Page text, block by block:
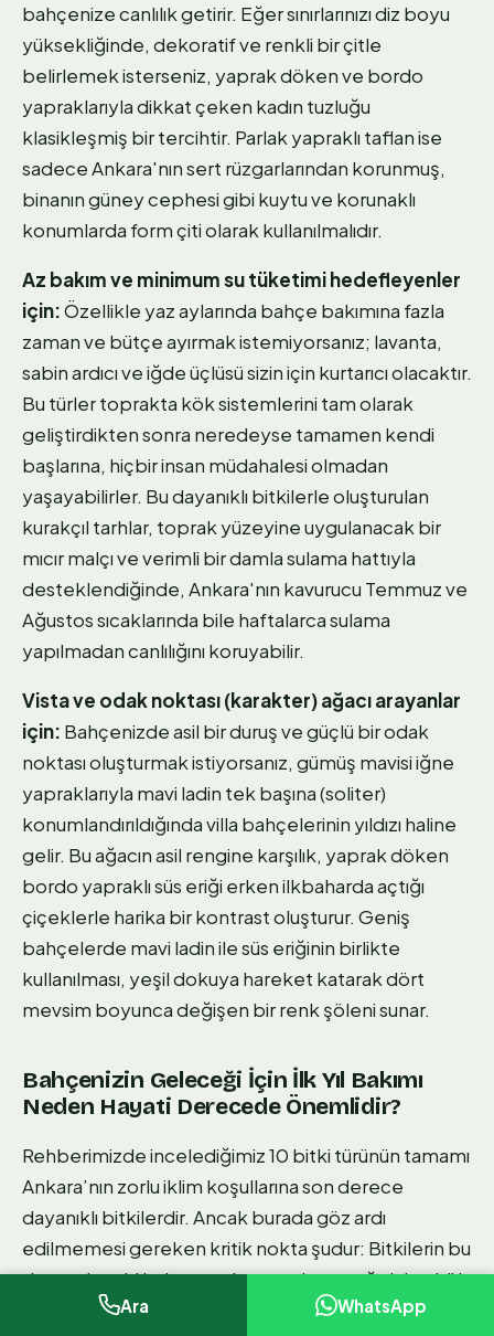
bahçenize canlılık getirir. Eğer sınırlarınızı diz boyu
yüksekliğinde, dekoratif ve renkli bir çitle
belirlemek isterseniz, yaprak döken ve bordo
yapraklarıyla dikkat çeken kadın tuzluğu
klasikleşmiş bir tercihtir. Parlak yapraklı taflan ise
sadece Ankara'nın sert rüzgarlarından korunmuş,
binanın güney cephesi gibi kuytu ve korunaklı
konumlarda form çiti olarak kullanılmalıdır.
Az bakım ve minimum su tüketimi hedefleyenler
için:Özellikle yaz aylarında bahçe bakımına fazla
zaman ve bütçe ayırmak istemiyorsanız; lavanta,
sabin ardıcı ve iğde üçlüsü sizin için kurtarıcı olacaktır.
Bu türler toprakta kök sistemlerini tam olarak
geliştirdikten sonra neredeyse tamamen kendi
başlarına, hiçbir insan müdahalesi olmadan
yaşayabilirler. Bu dayanıklı bitkilerle oluşturulan
kurakçıl tarhlar, toprak yüzeyine uygulanacak bir
mıcır malçı ve verimli bir damla sulama hattıyla
desteklendiğinde, Ankara'nın kavurucu Temmuz ve
Ağustos sıcaklarında bile haftalarca sulama
yapılmadan canlılığını koruyabilir.
Vista ve odak noktası (karakter) ağacı arayanlar
için: Bahçenizde asil bir duruş ve güçlü bir odak
noktası oluşturmak istiyorsanız, gümüş mavisi iğne
yapraklarıyla mavi ladin tek başına (soliter)
konumlandırıldığında villa bahçelerinin yıldızı haline
gelir. Bu ağacın asil rengine karşılık, yaprak döken
bordo yapraklı süs eriği erken ilkbaharda açtığı
çiçeklerle harika bir kontrast oluşturur. Geniş
bahçelerde mavi ladin ile süs eriğinin birlikte
kullanılması, yeşil dokuya hareket katarak dört
mevsim boyunca değişen bir renk şöleni sunar.
Bahçenizin Geleceği İçin İlk Yıl Bakımı
Neden Hayati Derecede Önemlidir?
Rehberimizde incelediğimiz 10 bitki türünün tamamı
Ankara’nın zorlu iklim koşullarına son derece
dayanıklı bitkilerdir. Ancak burada göz ardı
edilmemesi gereken kritik nokta şudur: Bitkilerin bu
don ve kuraklık dayanımları ancak toprağa iyice kök
salıp adapte olduktan sonra başlar. Yeni dikilen bir
Ara WhatsApp